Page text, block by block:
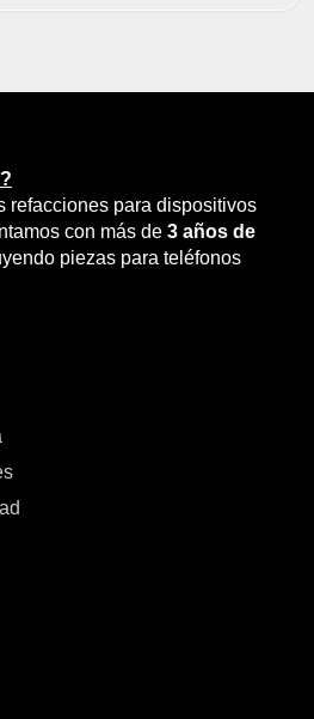
refacciones para dispositivos
con más de 3 años de
piezas para teléfonos